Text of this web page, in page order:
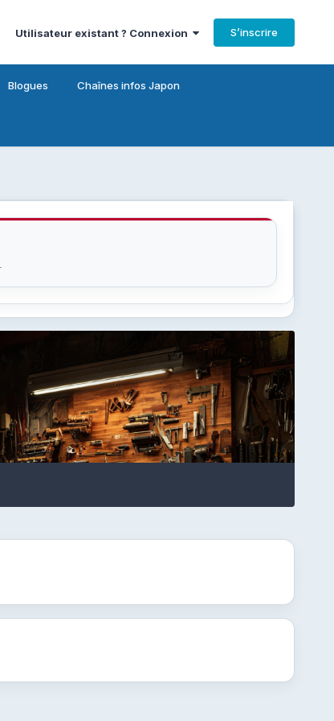
Utilisateur existant ? Connexion S’inscrire
Blogues Chaînes infos Japon